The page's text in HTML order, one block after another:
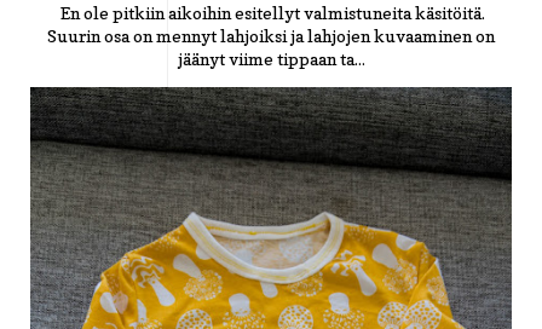
En ole pitkiin aikoihin esitellyt valmistuneita käsitöitä.
Suurin osa on mennyt lahjoiksi ja lahjojen kuvaaminen on
jäänyt viime tippaan ta...